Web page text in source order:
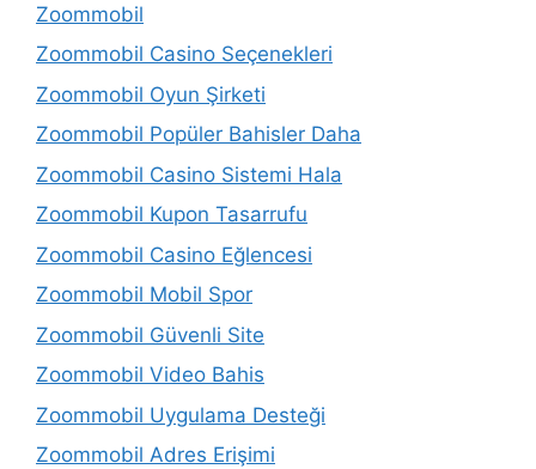
Zoommobil
Zoommobil Casino Seçenekleri
Zoommobil Oyun Şirketi
Zoommobil Popüler Bahisler Daha
Zoommobil Casino Sistemi Hala
Zoommobil Kupon Tasarrufu
Zoommobil Casino Eğlencesi
Zoommobil Mobil Spor
Zoommobil Güvenli Site
Zoommobil Video Bahis
Zoommobil Uygulama Desteği
Zoommobil Adres Erişimi